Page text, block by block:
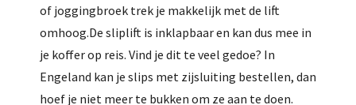
of joggingbroek trek je makkelijk met de lift
omhoog.De sliplift is inklapbaar en kan dus mee in
je koffer op reis. Vind je dit te veel gedoe? In
Engeland kan je slips met zijsluiting bestellen, dan
hoef je niet meer te bukken om ze aan te doen.